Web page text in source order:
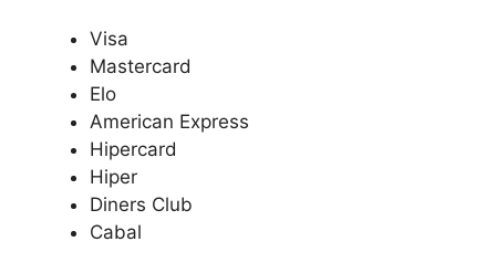
Visa
Mastercard
Elo
American Express
Hipercard
Hiper
Diners Club
Cabal